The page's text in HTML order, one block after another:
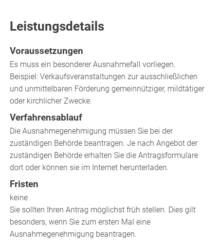
Leistungsdetails
Voraussetzungen
Es muss ein besonderer Ausnahmefall vorliegen.
Beispiel: Verkaufsveranstaltungen zur ausschließlichen
und unmittelbaren Förderung gemeinnütziger, mildtätiger
oder kirchlicher Zwecke.
Verfahrensablauf
Die Ausnahmegenehmigung müssen Sie bei der
zuständigen Behörde beantragen. Je nach Angebot der
zuständigen Behörde erhalten Sie die Antragsformulare
dort oder können sie im Internet herunterladen.
Fristen
keine
Sie sollten Ihren Antrag möglichst früh stellen. Dies gilt
besonders, wenn Sie zum ersten Mal eine
Ausnahmegenehmigung beantragen.